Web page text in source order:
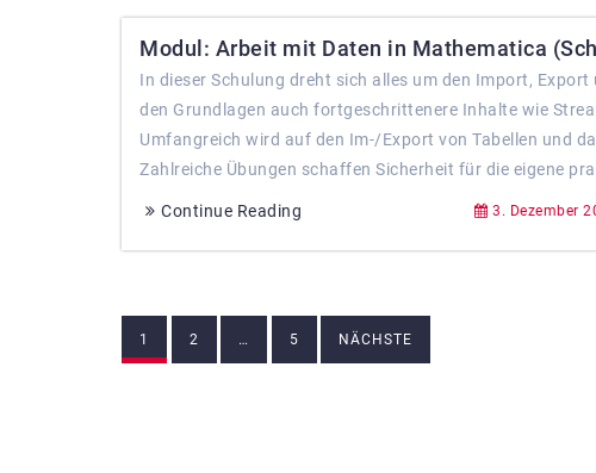
Modul: Arbeit mit Daten in Mathematica
In dieser Schulung dreht sich alles um den Import,
den Grundlagen auch fortgeschrittenere Inhalte wie
Umfangreich wird auf den Im-/Export von Tabellen und
Zahlreiche Übungen schaffen Sicherheit für die eigene
Continue Reading 3. Dezember
Beitragsnavigation
1 2 … 5 NÄCHSTE